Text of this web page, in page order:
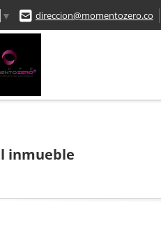
▼ direccion@momentozero.co
inmueble